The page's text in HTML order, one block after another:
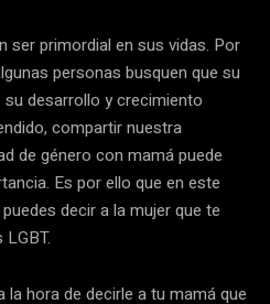
ser primordial en sus vidas. Por
personas busquen que su
desarrollo y crecimiento
compartir nuestra
de género con mamá puede
Es por ello que en este
decir a la mujer que te
hora de decirle a tu mamá que